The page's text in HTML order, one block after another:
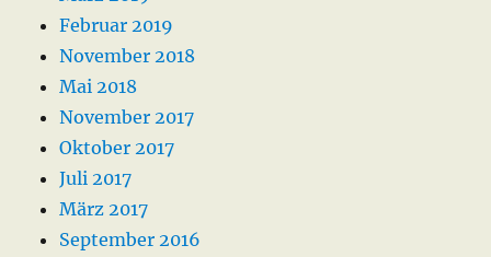
Februar 2019
November 2018
Mai 2018
November 2017
Oktober 2017
Juli 2017
März 2017
September 2016